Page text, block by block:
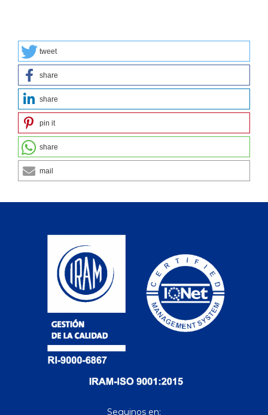
tweet
share
share
pin it
share
mail
Seguinos en: